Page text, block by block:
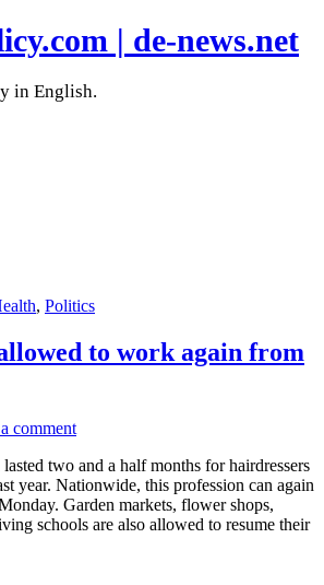
| de-news.net
in English.
, Politics
to work again from
comment
two and a half months for hairdressers
year. Nationwide, this profession can again
Garden markets, flower shops,
schools are also allowed to resume their